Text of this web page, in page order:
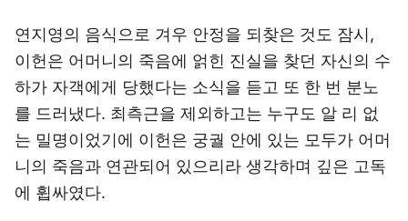
연지영의 음식으로 겨우 안정을 되찾은 것도 잠시,
이헌은 어머니의 죽음에 얽힌 진실을 찾던 자신의 수
하가 자객에게 당했다는 소식을 듣고 또 한 번 분노
를 드러냈다. 최측근을 제외하고는 누구도 알 리 없
는 밀명이었기에 이헌은 궁궐 안에 있는 모두가 어머
니의 죽음과 연관되어 있으리라 생각하며 깊은 고독
에 휩싸였다.